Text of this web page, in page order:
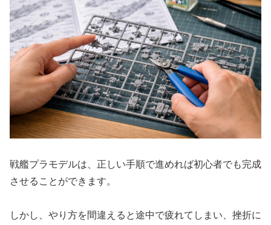
戦艦プラモデルは、正しい手順で進めれば初心者でも完成
させることができます。
しかし、やり方を間違えると途中で疲れてしまい、挫折に